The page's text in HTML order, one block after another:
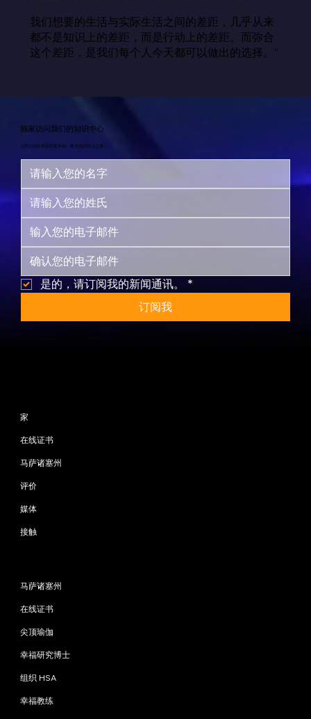
我们想要的生活与实际生活之间的差距，几乎从来
都不是知识上的差距，而是行动上的差距。而弥合
这个差距，是我们每个人今天都可以做出的选择。”
独家访问我们的知识中心
立即订阅并开始您更幸福、更充实的生活之旅！
是的，请订阅我的新闻通讯。
*
订阅我
家
在线证书
马萨诸塞州
评价
媒体
接触
马萨诸塞州
在线证书
尖顶瑜伽
幸福研究博士
组织 HSA
幸福教练